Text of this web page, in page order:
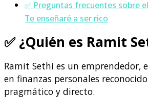
✅ Preguntas frecuentes sobre
Te enseñaré a ser rico
✅¿Quién es Ramit
Ramit Sethi es un emprendedor,
en finanzas personales
pragmático y directo.